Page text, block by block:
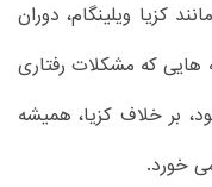
کزیا ویلینگام، دوران
هایی که مشکلات رفتاری
بر خلاف کزیا، همیشه
خورد.